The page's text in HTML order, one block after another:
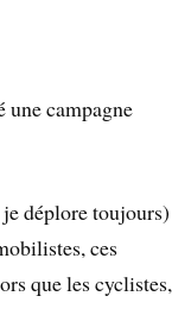
campagne
je déplore toujours)
ces
que les cyclistes,